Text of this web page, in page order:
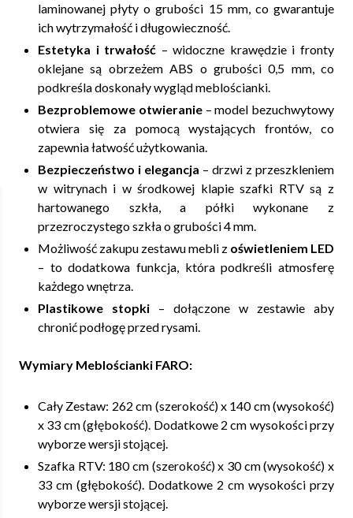
laminowanej płyty o grubości 15 mm, co gwarantuje
ich wytrzymałość i długowieczność.
Estetyka i trwałość – widoczne krawędzie i fronty
oklejane są obrzeżem ABS o grubości 0,5 mm, co
podkreśla doskonały wygląd meblościanki.
Bezproblemowe otwieranie– model bezuchwytowy
otwiera się za pomocą wystających frontów, co
zapewnia łatwość użytkowania.
Bezpieczeństwo i elegancja – drzwi z przeszkleniem
w witrynach i w środkowej klapie szafki RTV są z
hartowanego szkła, a półki wykonane z
przezroczystego szkła o grubości 4 mm.
Możliwość zakupu zestawu mebli z oświetleniem LED
– to dodatkowa funkcja, która podkreśli atmosferę
każdego wnętrza.
Plastikowe stopki – dołączone w zestawie aby
chronić podłogę przed rysami.
Wymiary Meblościanki FARO:
Cały Zestaw: 262 cm (szerokość) x 140 cm (wysokość)
x 33 cm (głębokość). Dodatkowe 2 cm wysokości przy
wyborze wersji stojącej.
Szafka RTV: 180 cm (szerokość) x 30 cm (wysokość) x
33 cm (głębokość). Dodatkowe 2 cm wysokości przy
wyborze wersji stojącej.